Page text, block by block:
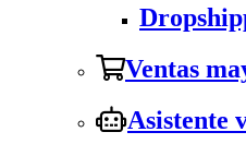
Ventas
Asistente